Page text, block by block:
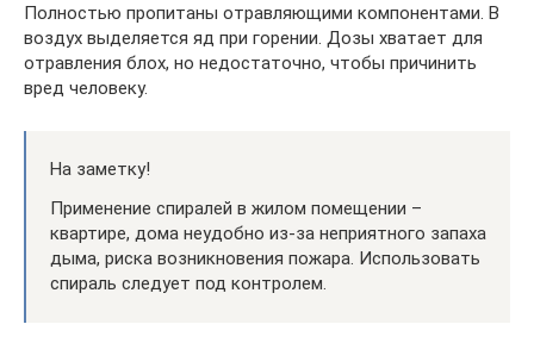
Полностью пропитаны отравляющими компонентами. В
воздух выделяется яд при горении. Дозы хватает для
отравления блох, но недостаточно, чтобы причинить
вред человеку.
На заметку!
Применение спиралей в жилом помещении –
квартире, дома неудобно из-за неприятного запаха
дыма, риска возникновения пожара. Использовать
спираль следует под контролем.